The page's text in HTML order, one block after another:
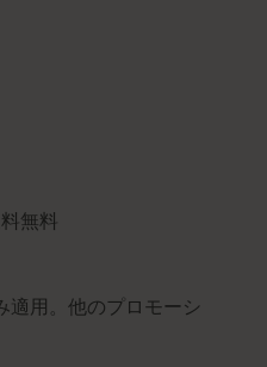
無料
適用。他のプロモーシ